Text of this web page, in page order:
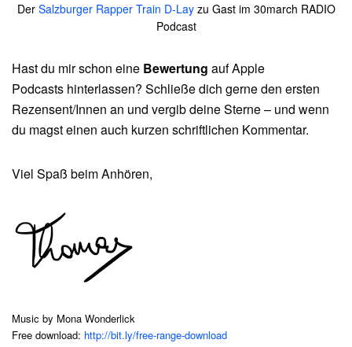
Der Salzburger Rapper Train D-Layzu Gast im 30march RADIO
Podcast
Hast du mir schon eine Bewertung auf Apple
Podcasts hinterlassen? Schließe dich gerne den ersten
Rezensent/Innen an und vergib deine Sterne – und wenn
du magst einen auch kurzen schriftlichen Kommentar.
Viel Spaß beim Anhören,
Music by Mona Wonderlick
Free download: http://bit.ly/free-range-download